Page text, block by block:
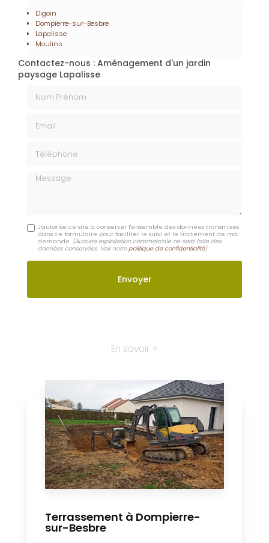
Digoin
Dompierre-sur-Besbre
Lapalisse
Moulins
Contactez-nous : Aménagement d'un jardin
paysage Lapalisse
Message
J'autorise ce site à conserver l'ensemble des données transmises
dans ce formulaire pour faciliter le suivi et le traitement de ma
demande. (Aucune exploitation commerciale ne sera faite des
données conservées. Voir notrepolitique de confidentialité)
En savoir +
Terrassement à Dompierre-
sur-Besbre